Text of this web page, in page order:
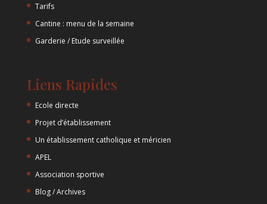
Tarifs
Cantine : menu de la semaine
Garderie / Etude surveillée
Liens Rapides
Ecole directe
Projet d’établissement
Un établissement catholique et méricien
APEL
Association sportive
Blog / Archives